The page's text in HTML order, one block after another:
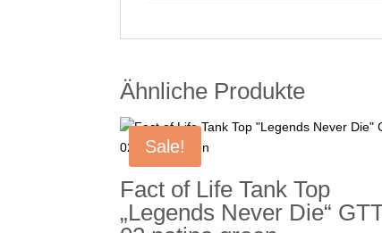
Ähnliche Produkte
Sale!
Fact of Life Tank Top
„Legends Never Die“